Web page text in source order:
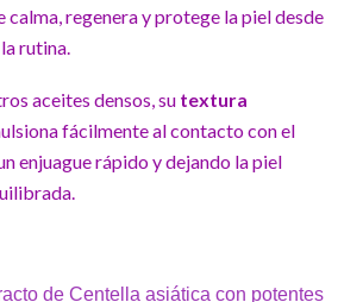
calma, regenera y protege la piel desde
rutina.
aceites densos, su textura
fácilmente al contacto con el
enjuague rápido y dejando la piel
de Centella asiática con potentes